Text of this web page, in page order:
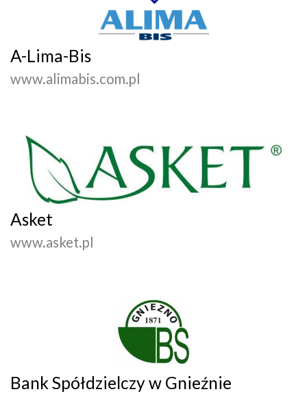
A-Lima-Bis
www.alimabis.com.pl
Asket
www.asket.pl
Bank Spółdzielczy w Gnieźnie